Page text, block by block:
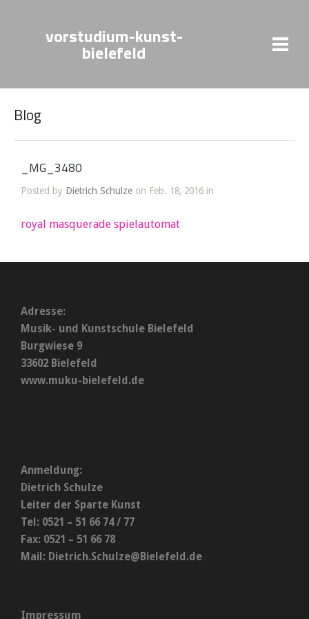
vorstudium-kunst-
bielefeld
Blog
_MG_3480
Posted by Dietrich Schulze on Feb. 18, 2016 in
royal masquerade spielautomat
Adresse:
Musik- und Kunstschule Bielefeld
Burgwiese 9
33602 Bielefeld
www.muku-bielefeld.de
Anmeldung:
Dietrich Schulze
Leiter der Sparte Kunst
Tel: 0521 – 51 66 74 / 77
Fax: 0521 – 51 66 78
Mail: Dietrich.Schulze@Bielefeld.de
Impressum